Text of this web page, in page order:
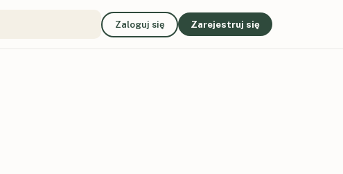
Zaloguj się Zarejestruj się